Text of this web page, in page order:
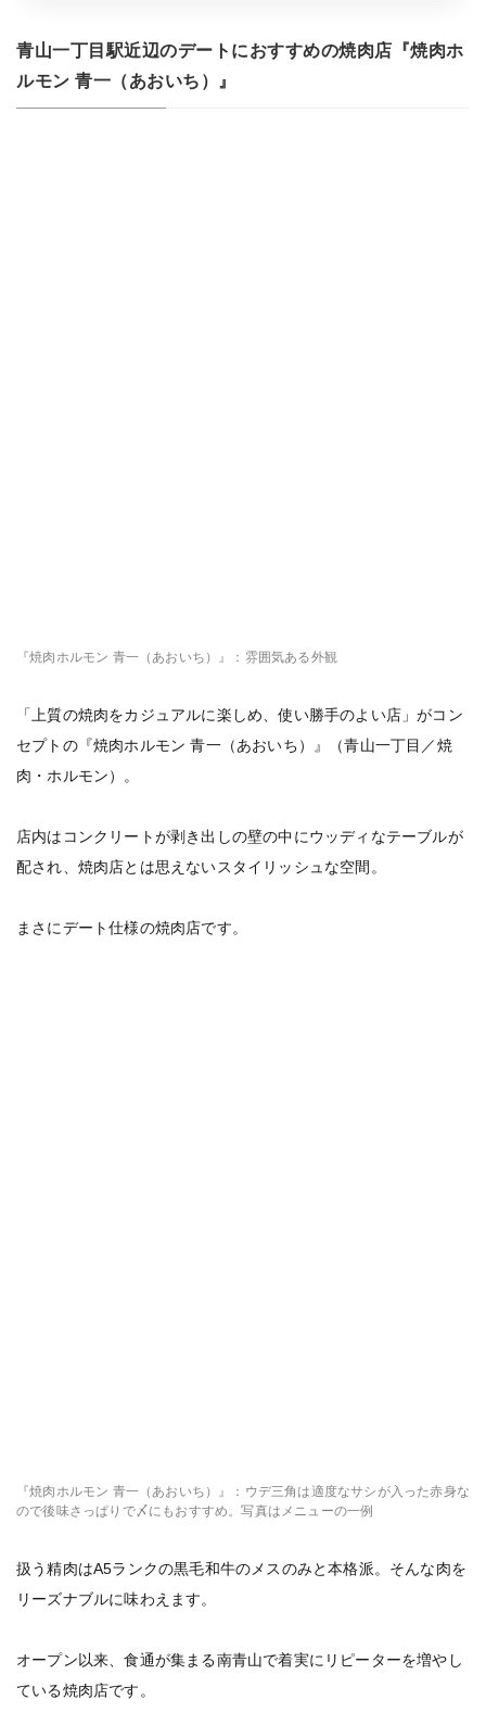
青山一丁目駅近辺のデートにおすすめの焼肉店『焼肉ホ
ルモン 青一（あおいち）』
『焼肉ホルモン 青一（あおいち）』：雰囲気ある外観
「上質の焼肉をカジュアルに楽しめ、使い勝手のよい店」がコン
セプトの『焼肉ホルモン 青一（あおいち）』（青山一丁目／焼
肉・ホルモン）。
店内はコンクリートが剥き出しの壁の中にウッディなテーブルが
配され、焼肉店とは思えないスタイリッシュな空間。
まさにデート仕様の焼肉店です。
『焼肉ホルモン 青一（あおいち）』：ウデ三角は適度なサシが入った赤身な
ので後味さっぱりで〆にもおすすめ。写真はメニューの一例
扱う精肉はA5ランクの黒毛和牛のメスのみと本格派。そんな肉を
リーズナブルに味わえます。
オープン以来、食通が集まる南青山で着実にリピーターを増やし
ている焼肉店です。